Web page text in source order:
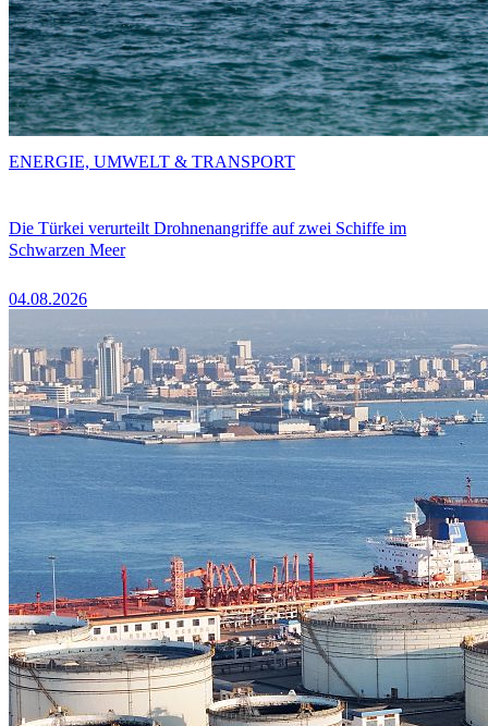
Die Türkei verurteilt Drohnenangriffe auf zwei Schiffe im
Schwarzen Meer
04.08.2026
ENERGIE, UMWELT & TRANSPORT